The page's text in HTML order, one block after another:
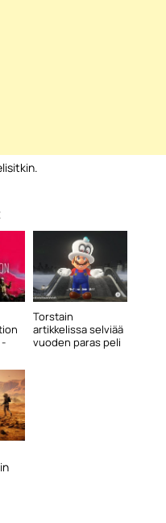
Torstain
artikkelissa selviää
vuoden paras peli